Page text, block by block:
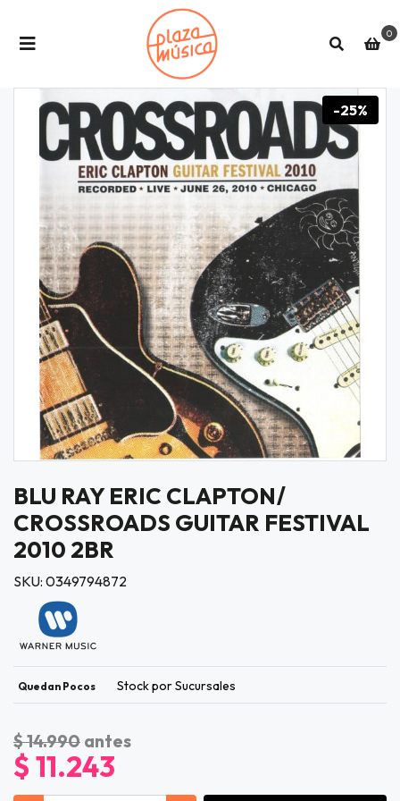
0
-25%
BLU RAY ERIC CLAPTON/
CROSSROADS GUITAR FESTIVAL
2010 2BR
SKU: 0349794872
Quedan Pocos Stock por Sucursales
$ 14.990 antes
$ 11.243